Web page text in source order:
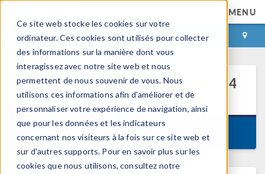
Ce site web stocke les cookies sur votre
ordinateur. Ces cookies sont utilisés pour collecter
des informations sur la manière dont vous
interagissez avec notre site web et nous
permettent de nous souvenir de vous. Nous
utilisons ces informations afin d'améliorer et de
personnaliser votre expérience de navigation, ainsi
que pour les données et les indicateurs
concernant nos visiteurs à la fois sur ce site web et
sur d'autres supports. Pour en savoir plus sur les
cookies que nous utilisons, consultez notre
MENU
CONNEXION CONTACT
LOGICIEL COMSOL®VERSION 6.4
MISE A JOUR 3
Date de sortie 29 mai 2026